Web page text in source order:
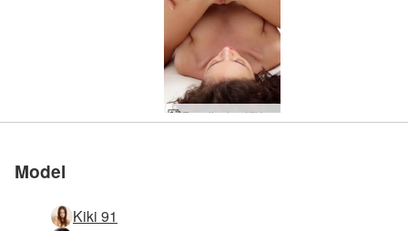
Engelie dan Kiki 69
Model
Kiki 91